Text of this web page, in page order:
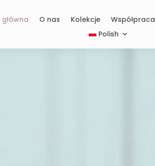
O nas Kolekcje Współpraca
Polish